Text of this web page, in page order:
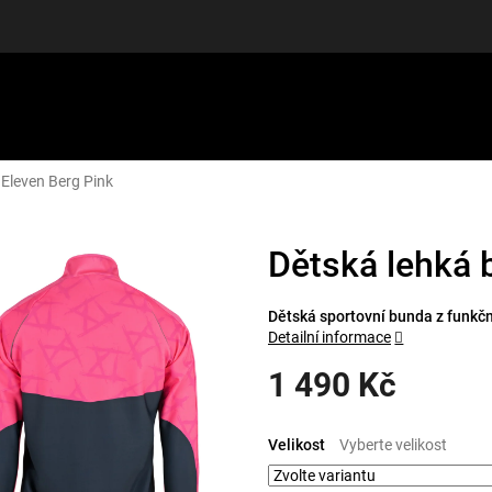
Berg Pink
Dětská lehká
1 490 Kč
cena:
Velikost
Dětská sportovní bunda z
Detailní informace